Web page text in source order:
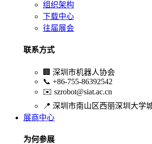
组织架构
下载中心
往届展会
联系方式
🏢 深圳市机器人协会
📞 +86-755-86392542
✉️ szrobot@siat.ac.cn
📍 深圳市南山区西丽深圳大学
展商中心
为何参展